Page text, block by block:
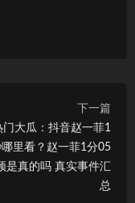
下一篇
门大瓜：抖音赵一菲1
里看？赵一菲1分05
是真的吗 真实事件汇
总